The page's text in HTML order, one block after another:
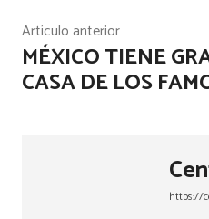
Artículo anterior
MÉXICO TIENE
CASA DE LOS
https://